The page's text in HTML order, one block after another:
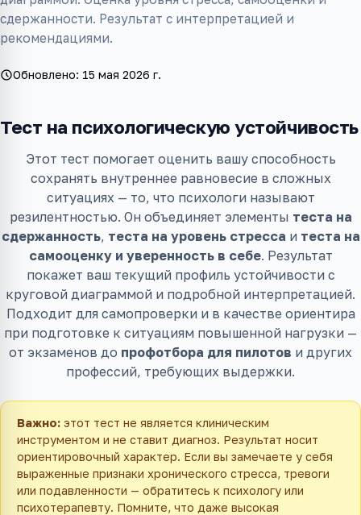
сдержанности. Результат с интерпретацией и
рекомендациями.
Обновлено: 15 мая 2026 г.
Тест на психологическую устойчивость
Этот тест помогает оценить вашу способность
сохранять внутреннее равновесие в сложных
ситуациях — то, что психологи называют
резилентностью. Он объединяет элементы теста на
сдержанность, теста на уровень стресса и теста на
самооценку и уверенность в себе. Результат
покажет ваш текущий профиль устойчивости с
круговой диаграммой и подробной интерпретацией.
Подходит для самопроверки и в качестве ориентира
при подготовке к ситуациям повышенной нагрузки —
от экзаменов до профотбора для пилотов и других
профессий, требующих выдержки.
Важно: этот тест не является клиническим
инструментом и не ставит диагноз. Результат носит
ориентировочный характер. Если вы замечаете у себя
выраженные признаки хронического стресса, тревоги
или подавленности — обратитесь к психологу или
психотерапевту. Помните, что даже высокая